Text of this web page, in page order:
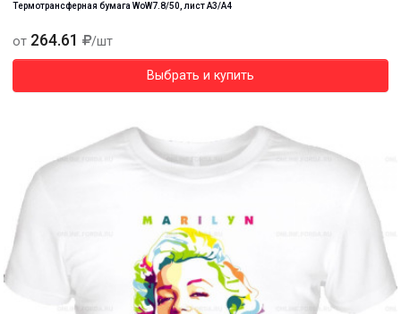
Термотрансферная бумага WoW7.8/50, лист А3/А4
от 264.61 /шт
Выбрать и купить